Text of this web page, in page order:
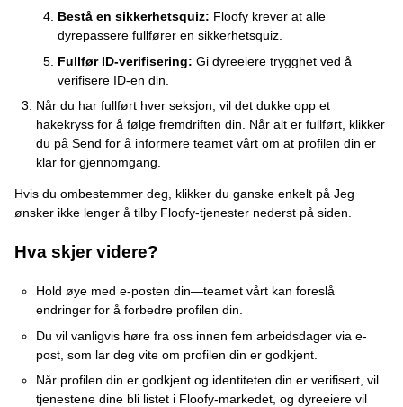
Bestå en sikkerhetsquiz: Floofy krever at alle
dyrepassere fullfører en sikkerhetsquiz.
Fullfør ID-verifisering: Gi dyreeiere trygghet ved å
verifisere ID-en din.
Når du har fullført hver seksjon, vil det dukke opp et
hakekryss for å følge fremdriften din. Når alt er fullført, klikker
du på Send for å informere teamet vårt om at profilen din er
klar for gjennomgang.
Hvis du ombestemmer deg, klikker du ganske enkelt på Jeg
ønsker ikke lenger å tilby Floofy-tjenester nederst på siden.
Hva skjer videre?
Hold øye med e-posten din—teamet vårt kan foreslå
endringer for å forbedre profilen din.
Du vil vanligvis høre fra oss innen fem arbeidsdager via e-
post, som lar deg vite om profilen din er godkjent.
Når profilen din er godkjent og identiteten din er verifisert, vil
tjenestene dine bli listet i Floofy-markedet, og dyreeiere vil